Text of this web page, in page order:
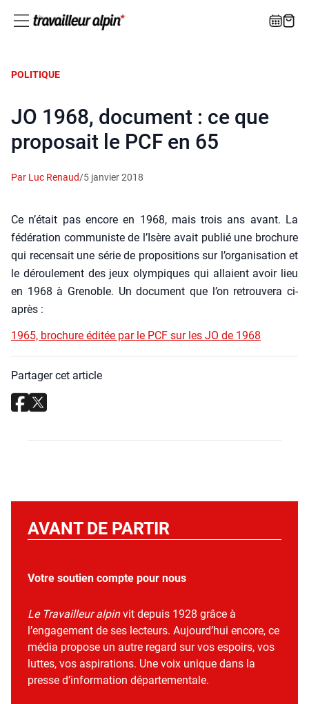
POLITIQUE
JO 1968, document : ce que
proposait le PCF en 65
Par Luc Renaud/5 janvier 2018
Ce n’é­tait pas encore en 1968, mais trois ans avant. La
fédé­ra­tion com­mu­niste de l’I­sère avait publié une bro­chure
qui recen­sait une série de pro­po­si­tions sur l’or­ga­ni­sa­tion et
le dérou­le­ment des jeux olym­piques qui allaient avoir lieu
en 1968 à Gre­noble. Un docu­ment que l’on retrou­ve­ra ci-
après :
1965, bro­chure édi­tée par le PCF sur les JO de 1968
Partager cet article
AVANT DE PARTIR
Votre soutien compte pour nous
Le Travailleur alpinvit depuis 1928 grâce à
l’engagement de ses lecteurs. Aujourd’hui encore, ce
média propose un autre regard sur vos espoirs, vos
luttes, vos aspirations. Une voix unique dans la
presse d’information départementale.